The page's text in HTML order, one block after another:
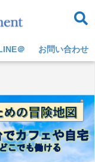
＠ お問い合わせ